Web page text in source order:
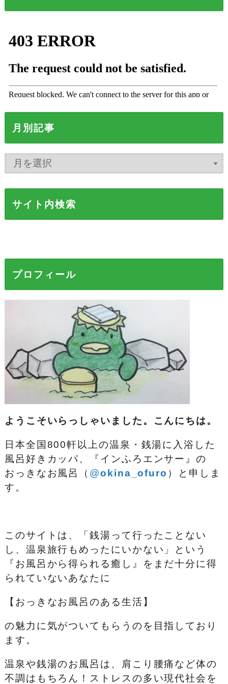
月別記事
サイト内検索
プロフィール
ようこそいらっしゃいました。こんにちは。
日本全国800軒以上の温泉・銭湯に入浴した
風呂好きカッパ、『インふろエンサー』の
おっきなお風呂（ @okina_ofuro ）
と申しま
す。
このサイトは、「銭湯って行ったことない
し、温泉旅行もめったにいかない」という
『お風呂から得られる癒し』をまだ十分に得
られていないあなたに
【おっきなお風呂のある生活】
の魅力に気がついてもらうのを目指しており
ます。
温泉や銭湯のお風呂は、肩こり腰痛など体の
不調はもちろん！ストレスの多い現代社会を